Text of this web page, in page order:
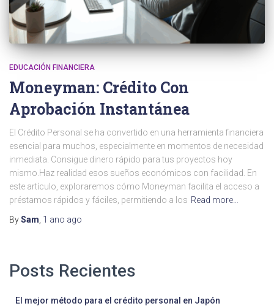
EDUCACIÓN FINANCIERA
Moneyman: Crédito Con
Aprobación Instantánea
El Crédito Personal se ha convertido en una herramienta financiera
esencial para muchos, especialmente en momentos de necesidad
inmediata. Consigue dinero rápido para tus proyectos hoy
mismo.Haz realidad esos sueños económicos con facilidad. En
este artículo, exploraremos cómo Moneyman facilita el acceso a
préstamos rápidos y fáciles, permitiendo a los Read more…
BySam 1 ano ago
Posts Recientes
El mejor método para el crédito personal en Japón